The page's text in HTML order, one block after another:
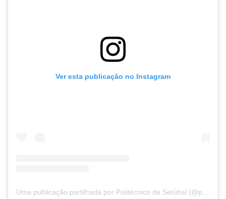
Ver esta publicação no Instagram
Uma publicação partilhada por Politécnico de Setúbal (@politecnicodesetubal)